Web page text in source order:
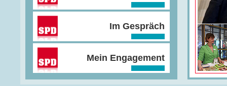
Im Gespräch
Mein Engagement